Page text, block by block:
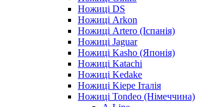
Ножиці DS
Ножиці Arkon
Ножиці Artero (Іспанія)
Ножиці Jaguar
Ножиці Kasho (Японія)
Ножиці Katachi
Ножиці Kedake
Ножиці Kiepe Італія
Ножиці Tondeo (Німеччина)